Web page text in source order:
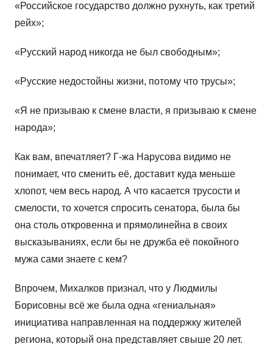
«Российское государство должно рухнуть, как третий
рейх»;
«Русский народ никогда не был свободным»;
«Русские недостойны жизни, потому что трусы»;
«Я не призываю к смене власти, я призываю к смене
народа»;
Как вам, впечатляет? Г-жа Нарусова видимо не
понимает, что сменить её, доставит куда меньше
хлопот, чем весь народ. А что касается трусости и
смелости, то хочется спросить сенатора, была бы
она столь откровенна и прямолинейна в своих
высказываниях, если бы не дружба её покойного
мужа сами знаете с кем?
Впрочем, Михалков признал, что у Людмилы
Борисовны всё же была одна «гениальная»
инициатива направленная на поддержку жителей
региона, который она представляет свыше 20 лет.